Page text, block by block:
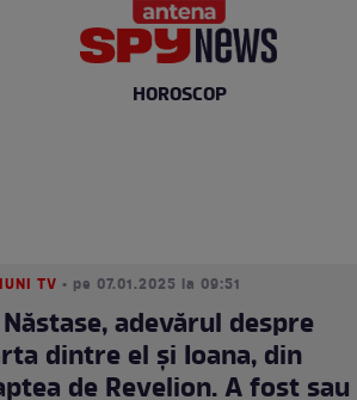
HOROSCOP
TV • pe 07.01.2025 la 09:51
adevărul despre
dintre el și Ioana, din
de Revelion. A fost sau